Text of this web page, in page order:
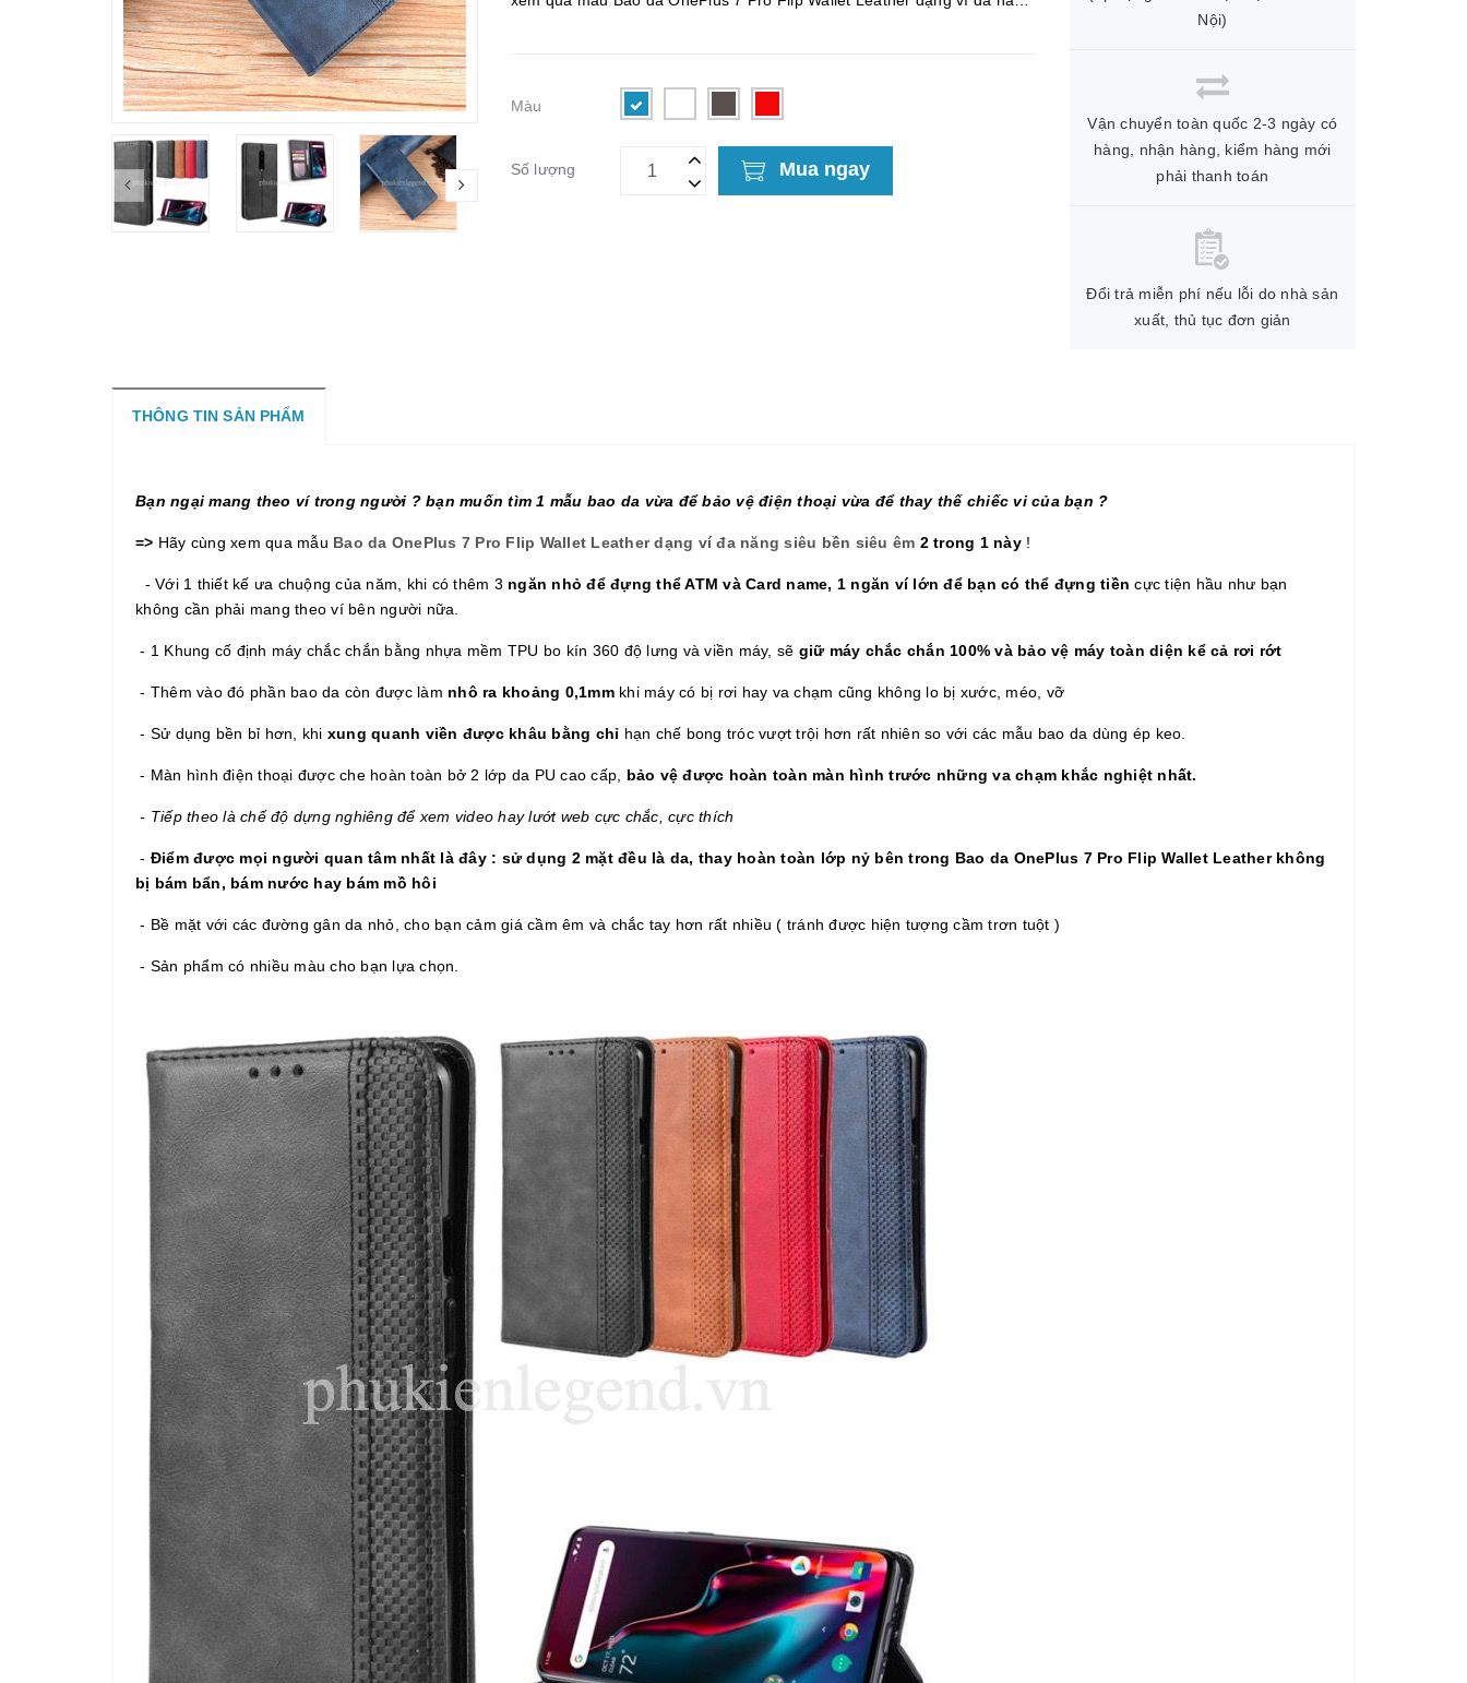
Màu
Số lượng Mua ngay
Nội)
Vận chuyển toàn quốc 2-3 ngày có
hàng, nhận hàng, kiểm hàng mới
phải thanh toán
Đổi trả miễn phí nếu lỗi do nhà sản
xuất, thủ tục đơn giản
THÔNG TIN SẢN PHẨM
Bạn ngại mang theo ví trong người ? bạn muốn tìm 1 mẫu bao da vừa để bảo vệ điện thoại vừa để thay thế chiếc vi của bạn ?
=> Hãy cùng xem qua mẫu Bao da OnePlus 7 Pro Flip Wallet Leather dạng ví đa năng siêu bền siêu êm 2 trong 1 này!
- Với 1 thiết kế ưa chuộng của năm, khi có thêm 3 ngăn nhỏ để đựng thể ATM và Card name, 1 ngăn ví lớn để bạn có thể đựng tiền cực tiện hầu như bạn
không cần phải mang theo ví bên người nữa.
- 1 Khung cố định máy chắc chắn bằng nhựa mềm TPU bo kín 360 độ lưng và viền máy, sẽ giữ máy chắc chắn 100% và bảo vệ máy toàn diện kể cả rơi rớt
- Thêm vào đó phần bao da còn được làm nhô ra khoảng 0,1mmkhi máy có bị rơi hay va chạm cũng không lo bị xước, méo, vỡ
- Sử dụng bền bỉ hơn, khi xung quanh viền được khâu bằng chỉ hạn chế bong tróc vượt trội hơn rất nhiên so với các mẫu bao da dùng ép keo.
- Màn hình điện thoại được che hoàn toàn bở 2 lớp da PU cao cấp, bảo vệ được hoàn toàn màn hình trước những va chạm khắc nghiệt nhất.
- Tiếp theo là chế độ dựng nghiêng để xem video hay lướt web cực chắc, cực thích
- Điểm được mọi người quan tâm nhất là đây : sử dụng 2 mặt đều là da, thay hoàn toàn lớp nỷ bên trong Bao da OnePlus 7 Pro Flip Wallet Leather không
bị bám bẩn, bám nước hay bám mồ hôi
- Bề mặt với các đường gân da nhỏ, cho bạn cảm giá cầm êm và chắc tay hơn rất nhiều ( tránh được hiện tượng cầm trơn tuột )
- Sản phẩm có nhiều màu cho bạn lựa chọn.